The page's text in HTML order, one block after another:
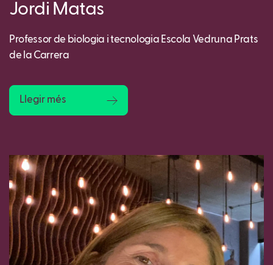
Jordi Matas
Professor de biologia i tecnologia Escola Vedruna Prats
de la Carrera
Llegir més